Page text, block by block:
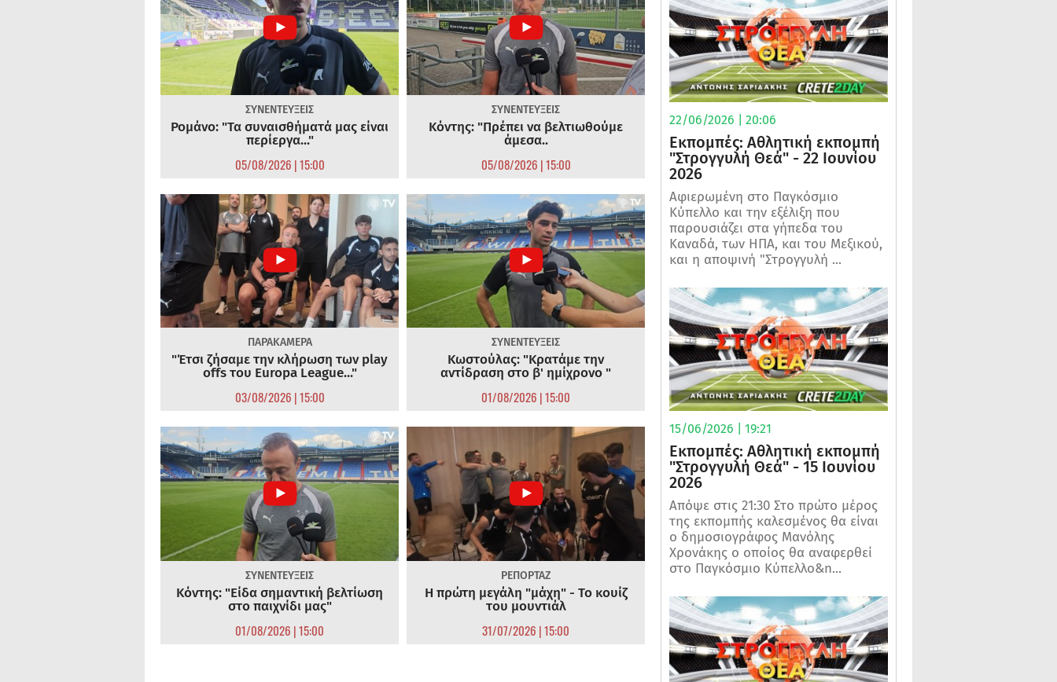
ΣΥΝΕΝΤΕΥΞΕΙΣ
Ρομάνο: "Τα συναισθήματά μας είναι
περίεργα..."
05/08/2026 | 15:00
ΣΥΝΕΝΤΕΥΞΕΙΣ
Κόντης: "Πρέπει να βελτιωθούμε
άμεσα..
05/08/2026 | 15:00
ΠΑΡΑΚΑΜΕΡΑ
"Έτσι ζήσαμε την κλήρωση των play
offs του Europa League..."
03/08/2026 | 15:00
ΣΥΝΕΝΤΕΥΞΕΙΣ
Κωστούλας: "Κρατάμε την
αντίδραση στο β' ημίχρονο "
01/08/2026 | 15:00
ΣΥΝΕΝΤΕΥΞΕΙΣ
Κόντης: "Είδα σημαντική βελτίωση
στο παιχνίδι μας"
01/08/2026 | 15:00
ΡΕΠΟΡΤΑΖ
Η πρώτη μεγάλη "μάχη" - Το κουίζ
του μουντιάλ
31/07/2026 | 15:00
22/06/2026 | 20:06
Εκπομπές: Αθλητική εκπομπή
"Στρογγυλή Θεά" - 22 Ιουνίου
2026
Αφιερωμένη στο Παγκόσμιο
Κύπελλο και την εξέλιξη που
παρουσιάζει στα γήπεδα του
Καναδά, των ΗΠΑ, και του Μεξικού,
και η αποψινή "Στρογγυλή ...
15/06/2026 | 19:21
Εκπομπές: Αθλητική εκπομπή
"Στρογγυλή Θεά" - 15 Ιουνίου
2026
Απόψε στις 21:30 Στο πρώτο μέρος
της εκπομπής καλεσμένος θα είναι
ο δημοσιογράφος Μανόλης
Χρονάκης ο οποίος θα αναφερθεί
στο Παγκόσμιο Κύπελλο&n...